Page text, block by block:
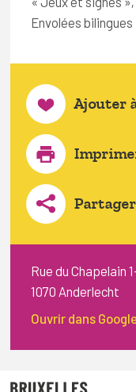
Envolées
Ajouter
Partager
Rue du Chapelain
1070 Anderlecht
Ouvrir dans